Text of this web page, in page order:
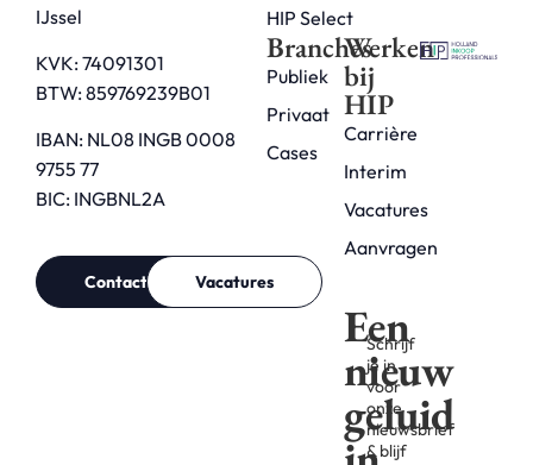
IJssel
KVK: 74091301
BTW: 859769239B01
IBAN: NL08 INGB 0008
9755 77
BIC: INGBNL2A
Contact Vacatures
HIP Select
Branches
Publiek
Privaat
Cases
Werken
bij
HIP
Carrière
Interim
Vacatures
Aanvragen
Een
nieuw
geluid
Schrijf
je in
voor
onze
nieuwsbrief
& blijf